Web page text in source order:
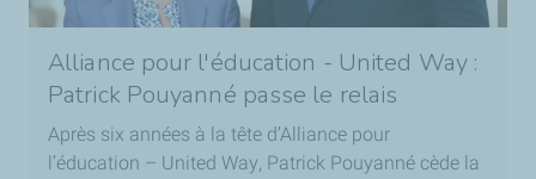
Alliance pour l'éducation - United Way :
Patrick Pouyanné passe le relais
Après six années à la tête d’Alliance pour
l’éducation – United Way, Patrick Pouyanné cède la